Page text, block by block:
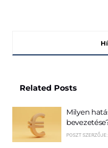
Related Posts
Milyen
POSZT SZERZŐJE: